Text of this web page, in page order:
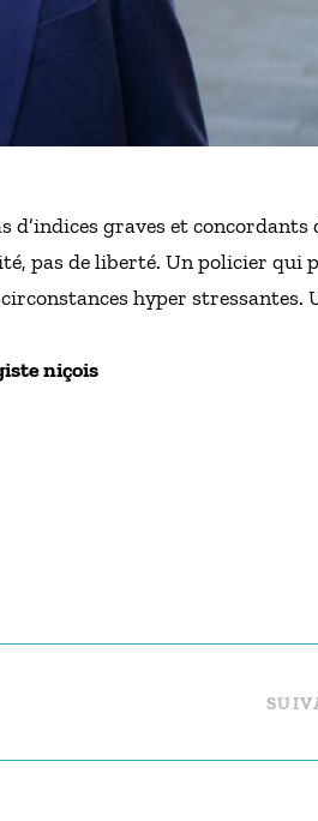
d’indices graves et concordants
pas de liberté. Un policier qui
hyper stressantes.
niçois